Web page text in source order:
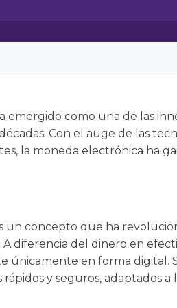
emergido como una de las
Con el auge de las
la moneda electrónica ha
un concepto que ha
A diferencia del dinero en
únicamente en forma digital.
y seguros, adaptados a